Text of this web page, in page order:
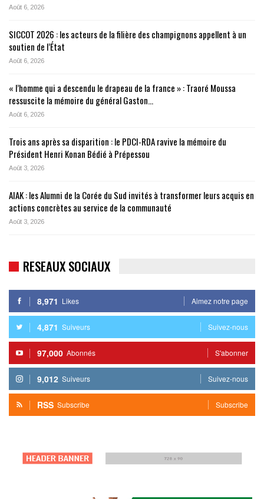
Août 6, 2026
SICCOT 2026 : les acteurs de la filière des champignons appellent à un
soutien de l’État
Août 6, 2026
« l’homme qui a descendu le drapeau de la france » : Traoré Moussa
ressuscite la mémoire du général Gaston…
Août 6, 2026
Trois ans après sa disparition : le PDCI-RDA ravive la mémoire du
Président Henri Konan Bédié à Prépessou
Août 3, 2026
AIAK : les Alumni de la Corée du Sud invités à transformer leurs acquis en
actions concrètes au service de la communauté
Août 3, 2026
RESEAUX SOCIAUX
8,971 Likes Aimez notre page
4,871 Suiveurs Suivez-nous
97,000 Abonnés S'abonner
9,012 Suiveurs Suivez-nous
RSS Subscribe Subscribe